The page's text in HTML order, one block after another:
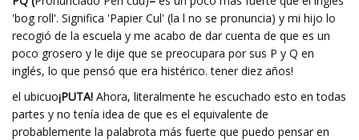
'bog roll'. Significa 'Papier Cul' (la l no se pronuncia) y mi hijo lo
recogió de la escuela y me acabo de dar cuenta de que es un
poco grosero y le dije que se preocupara por sus P y Q en
inglés, lo que pensó que era histérico. tener diez años!
el ubicuo¡PUTA! Ahora, literalmente he escuchado esto en todas
partes y no tenía idea de que es el equivalente de
probablemente la palabrota más fuerte que puedo pensar en